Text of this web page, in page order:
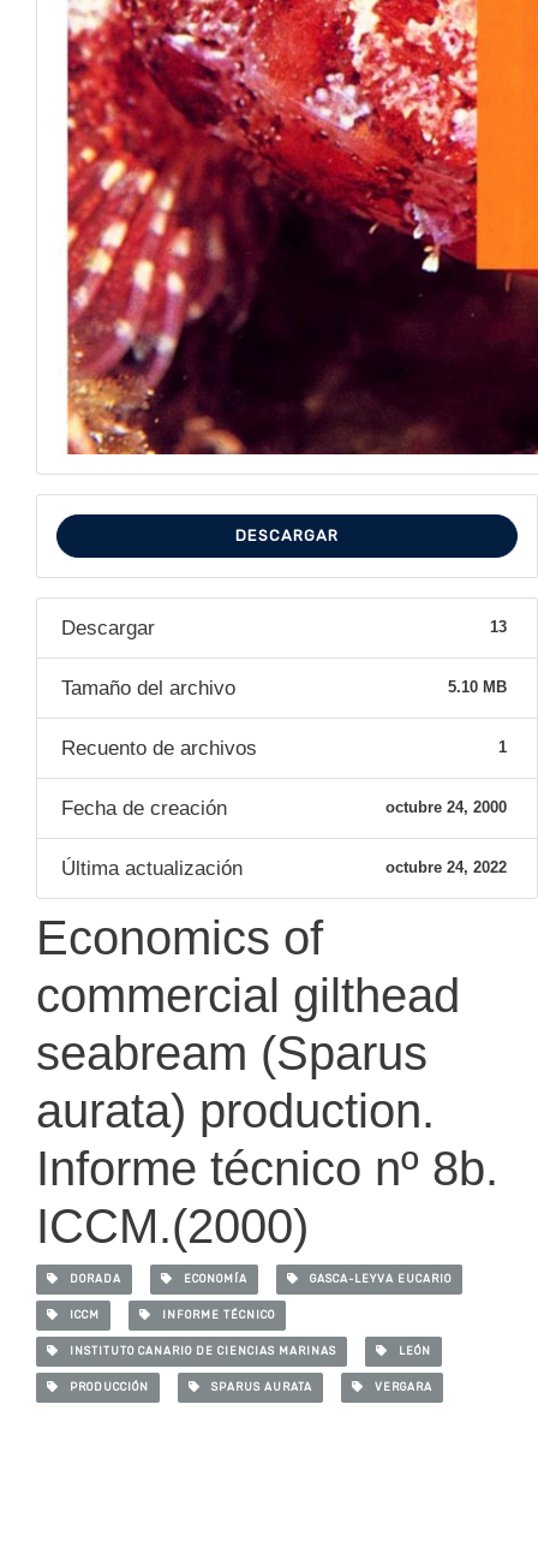
DESCARGAR
Descargar 13
Tamaño del archivo 5.10 MB
Recuento de archivos 1
Fecha de creación octubre 24, 2000
Última actualización octubre 24, 2022
Economics of
commercial gilthead
seabream (Sparus
aurata) production.
Informe técnico nº 8b.
ICCM.(2000)
DORADA ECONOMÍA GASCA-LEYVA EUCARIO
ICCM INFORME TÉCNICO
INSTITUTO CANARIO DE CIENCIAS MARINAS LEÓN
PRODUCCIÓN SPARUS AURATA VERGARA